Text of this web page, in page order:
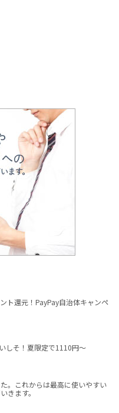
ト還元！PayPay自治体キャンペ
しそ！夏限定で1110円～
。これからは最高に使いやすい
きます。